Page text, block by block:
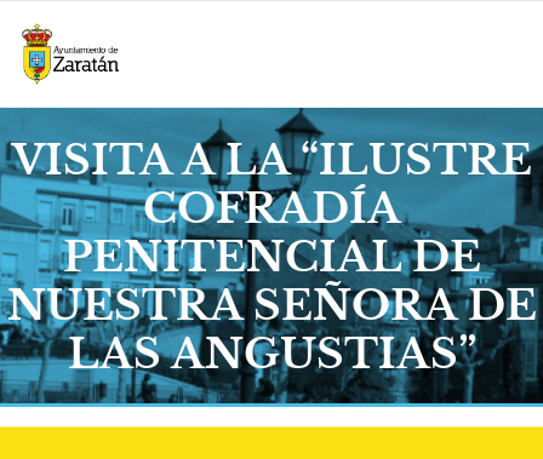
VISITA A LA “ILUSTRE
COFRADÍA
PENITENCIAL DE
NUESTRA SEÑORA DE
LAS ANGUSTIAS”